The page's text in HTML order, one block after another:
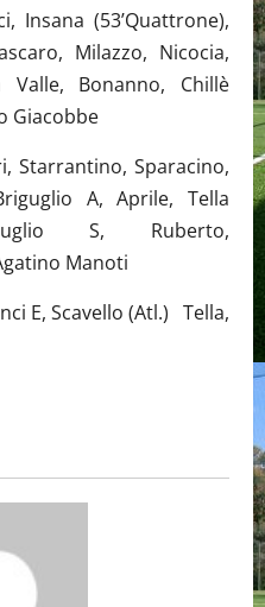
Insana (53’Quattrone),
Milazzo, Nicocia,
Valle, Bonanno, Chillè
Giacobbe
Starrantino, Sparacino,
A, Aprile, Tella
S, Ruberto,
Manoti
E, Scavello (Atl.) Tella,